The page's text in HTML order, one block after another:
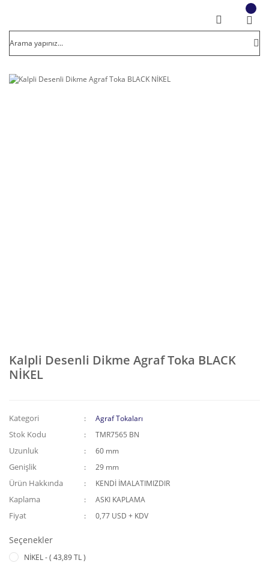
Kalpli Desenli Dikme Agraf Toka BLACK
NİKEL
Kategori Agraf Tokaları
Stok Kodu TMR7565 BN
Uzunluk 60 mm
Genişlik 29 mm
Ürün Hakkında KENDİ İMALATIMIZDIR
Kaplama ASKI KAPLAMA
Fiyat 0,77 USD + KDV
Seçenekler
NİKEL - ( 43,89 TL )